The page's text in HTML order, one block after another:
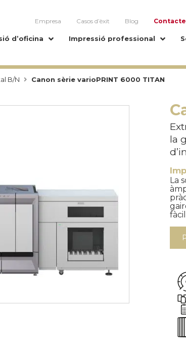
Empresa Casos d’èxit Blog Contacte
d’oficina Impressió professional
B/N Canon sèrie varioPRINT 6000 TITAN
la
La